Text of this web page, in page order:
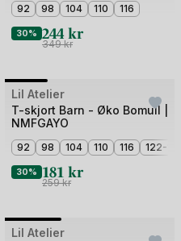
92 98 104 110 116
30% 244kr
349kr
Outlet
Bilde
av
4
Lil Atelier
T-skjort Barn - Øko Bomull |
NMFGAYO
92 98 104 110 116 122-
30% 181 kr
259kr
Outlet
Bilde
Lil Atelier